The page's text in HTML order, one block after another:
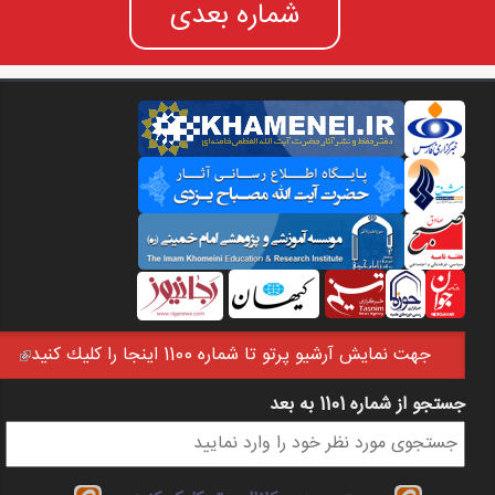
شماره بعدی
جهت نمايش آرشيو پرتو تا شماره 1100 اينجا را كليك كنيد
فرم جستجو
جستجو از شماره 1101 به بعد